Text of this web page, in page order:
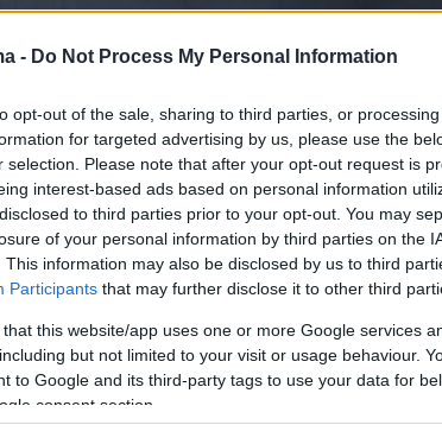
- Do Not Process My Personal Information
opt-out of the sale, sharing to third parties, or
for targeted advertising by us, please use the
selection. Please note that after your opt-out request is
interest-based ads based on personal information
to third parties prior to your opt-out. You may
of your personal information by third parties on the
This information may also be disclosed by us to third
Participants that may further disclose it to other third
this website/app uses one or more Google services
but not limited to your visit or usage behaviour.
to Google and its third-party tags to use your data for
consent section.